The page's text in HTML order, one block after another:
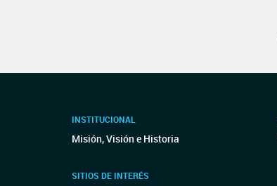
INSTITUCIONAL
Misión, Visión e Historia
SITIOS DE INTERÉS